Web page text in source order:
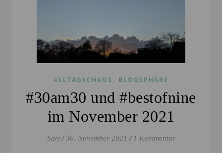
ALLTAGSCHAOS , BLOGSPHÄRE
#30am30 und #bestofnine
im November 2021
Sari / 30. November 2021 / 1 Kommentar